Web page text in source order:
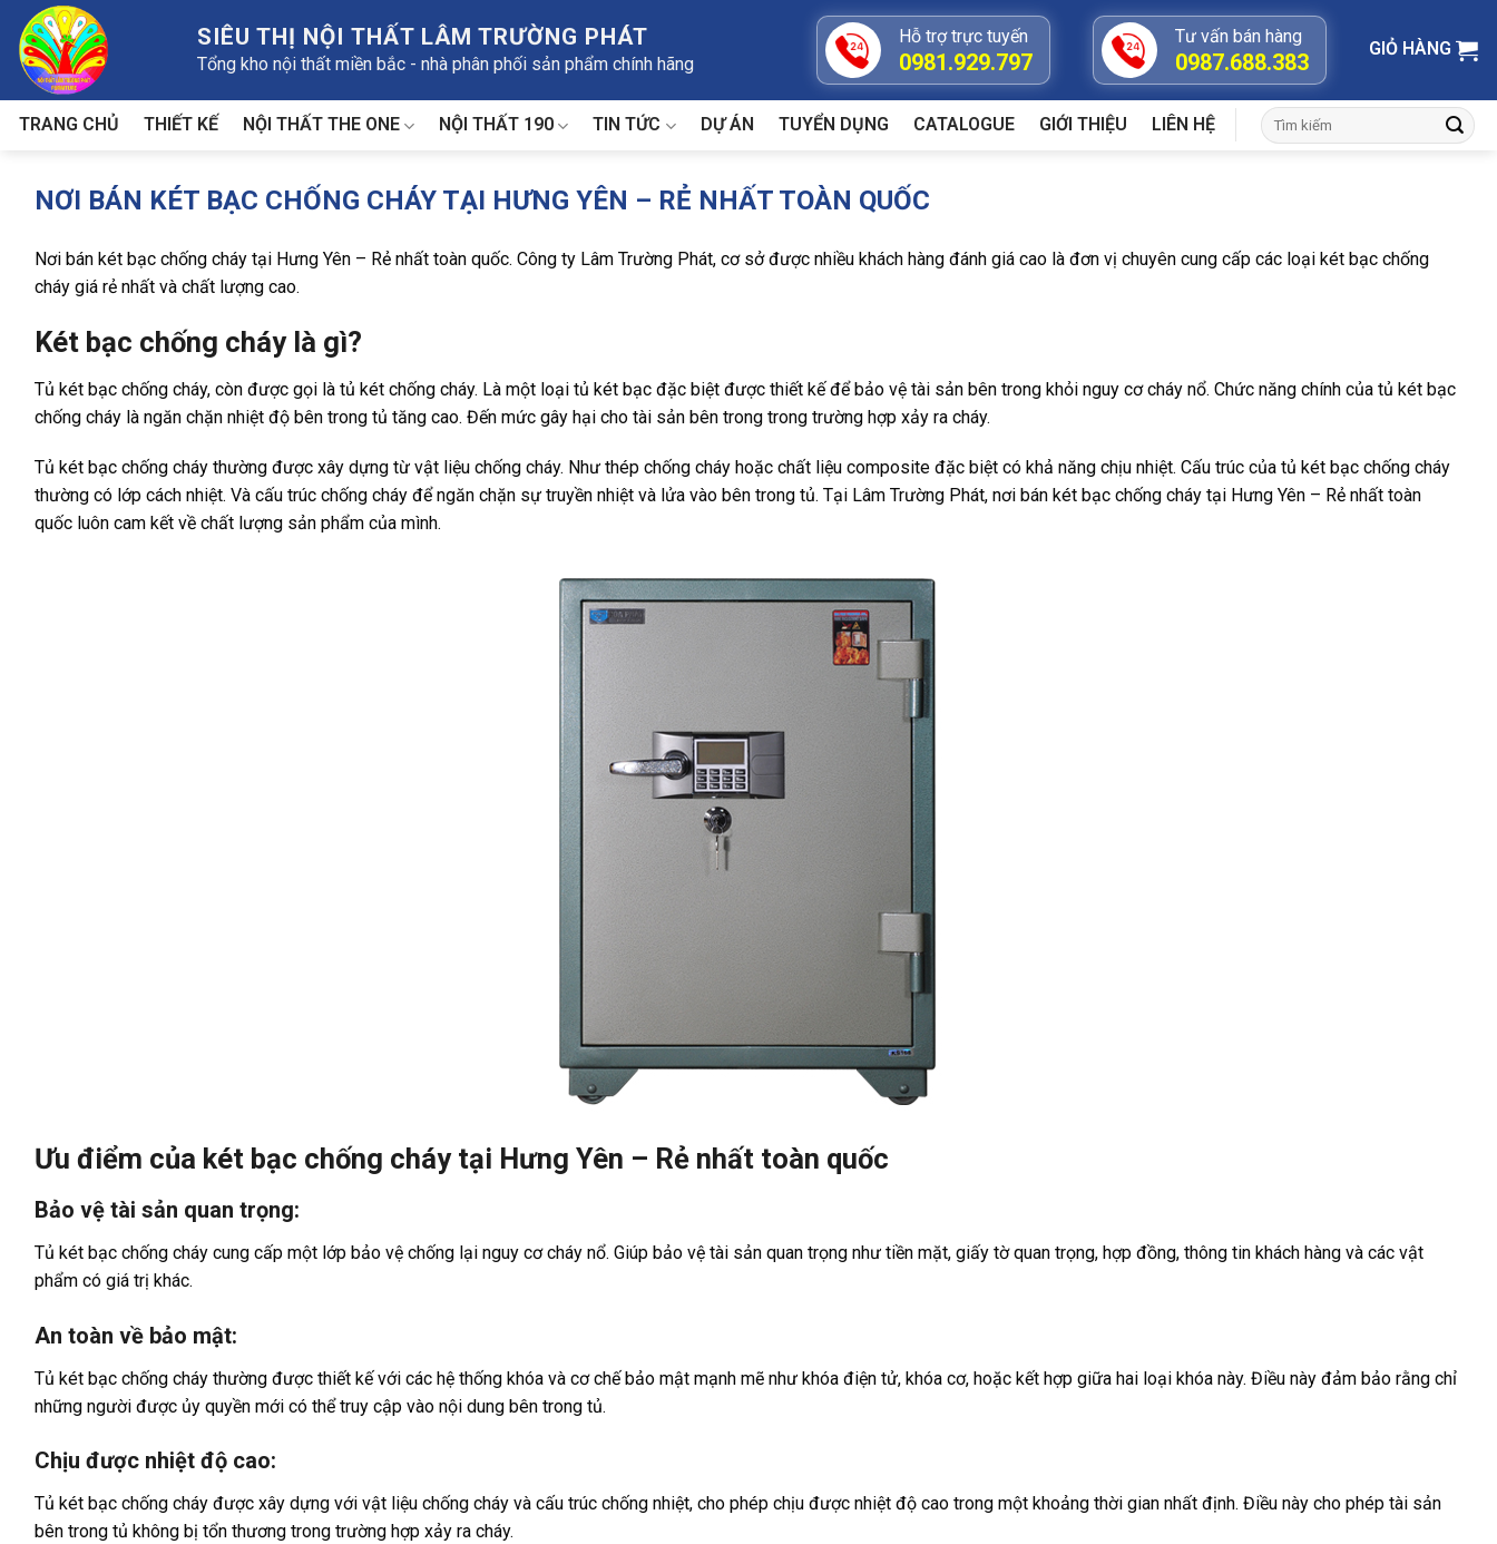
Skip
content
SIÊU THỊ NỘI THẤT LÂM TRƯỜNG PHÁT
Tổng kho nội thất miền bắc - nhà phân phối sản phẩm chính hãng
Hỗ trợ trực tuyến
0981.929.797
Tư vấn bán hàng
0987.688.383
GIỎ HÀNG
TRANG CHỦ THIẾT KẾ NỘI THẤT THE ONE NỘI THẤT 190 TIN TỨC DỰ ÁN TUYỂN DỤNG CATALOGUE GIỚI THIỆU LIÊN HỆ
Tìm
kiếm:
NƠI BÁN KÉT BẠC CHỐNG CHÁY TẠI HƯNG YÊN – RẺ NHẤT TOÀN QUỐC
Nơi bán két bạc chống cháy tại Hưng Yên – Rẻ nhất toàn quốc. Công ty Lâm Trường Phát, cơ sở được nhiều khách hàng đánh giá cao là đơn vị chuyên cung cấp các loại két bạc chống
cháy giá rẻ nhất và chất lượng cao.
Két bạc chống cháy là gì?
Tủ két bạc chống cháy, còn được gọi là tủ két chống cháy. Là một loại tủ két bạc đặc biệt được thiết kế để bảo vệ tài sản bên trong khỏi nguy cơ cháy nổ. Chức năng chính của tủ két bạc
chống cháy là ngăn chặn nhiệt độ bên trong tủ tăng cao. Đến mức gây hại cho tài sản bên trong trong trường hợp xảy ra cháy.
Tủ két bạc chống cháy thường được xây dựng từ vật liệu chống cháy. Như thép chống cháy hoặc chất liệu composite đặc biệt có khả năng chịu nhiệt. Cấu trúc của tủ két bạc chống cháy
thường có lớp cách nhiệt. Và cấu trúc chống cháy để ngăn chặn sự truyền nhiệt và lửa vào bên trong tủ. Tại Lâm Trường Phát, nơi bán két bạc chống cháy tại Hưng Yên – Rẻ nhất toàn
quốc luôn cam kết về chất lượng sản phẩm của mình.
Ưu điểm của két bạc chống cháy tại Hưng Yên – Rẻ nhất toàn quốc
Bảo vệ tài sản quan trọng:
Tủ két bạc chống cháy cung cấp một lớp bảo vệ chống lại nguy cơ cháy nổ. Giúp bảo vệ tài sản quan trọng như tiền mặt, giấy tờ quan trọng, hợp đồng, thông tin khách hàng và các vật
phẩm có giá trị khác.
An toàn về bảo mật:
Tủ két bạc chống cháy thường được thiết kế với các hệ thống khóa và cơ chế bảo mật mạnh mẽ như khóa điện tử, khóa cơ, hoặc kết hợp giữa hai loại khóa này. Điều này đảm bảo rằng chỉ
những người được ủy quyền mới có thể truy cập vào nội dung bên trong tủ.
Chịu được nhiệt độ cao:
Tủ két bạc chống cháy được xây dựng với vật liệu chống cháy và cấu trúc chống nhiệt, cho phép chịu được nhiệt độ cao trong một khoảng thời gian nhất định. Điều này cho phép tài sản
bên trong tủ không bị tổn thương trong trường hợp xảy ra cháy.